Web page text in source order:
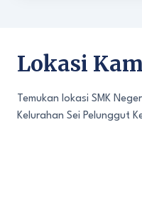
Lokasi
Temukan lokasi SMK
Kelurahan Sei Pelunggut